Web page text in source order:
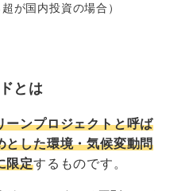
超が国内投資の場合）
とは
ーンプロジェクトと呼ば
とした環境・気候変動問
限定するものです。